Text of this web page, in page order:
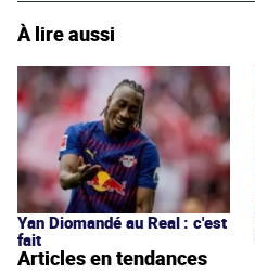
À lire aussi
Yan Diomandé au Real : c'est
fait
Articles en tendances